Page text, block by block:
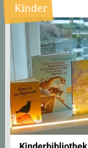
Kinder